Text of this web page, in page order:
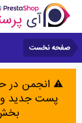
صفحه نخست
⚠️ انجمن در
پست جدید